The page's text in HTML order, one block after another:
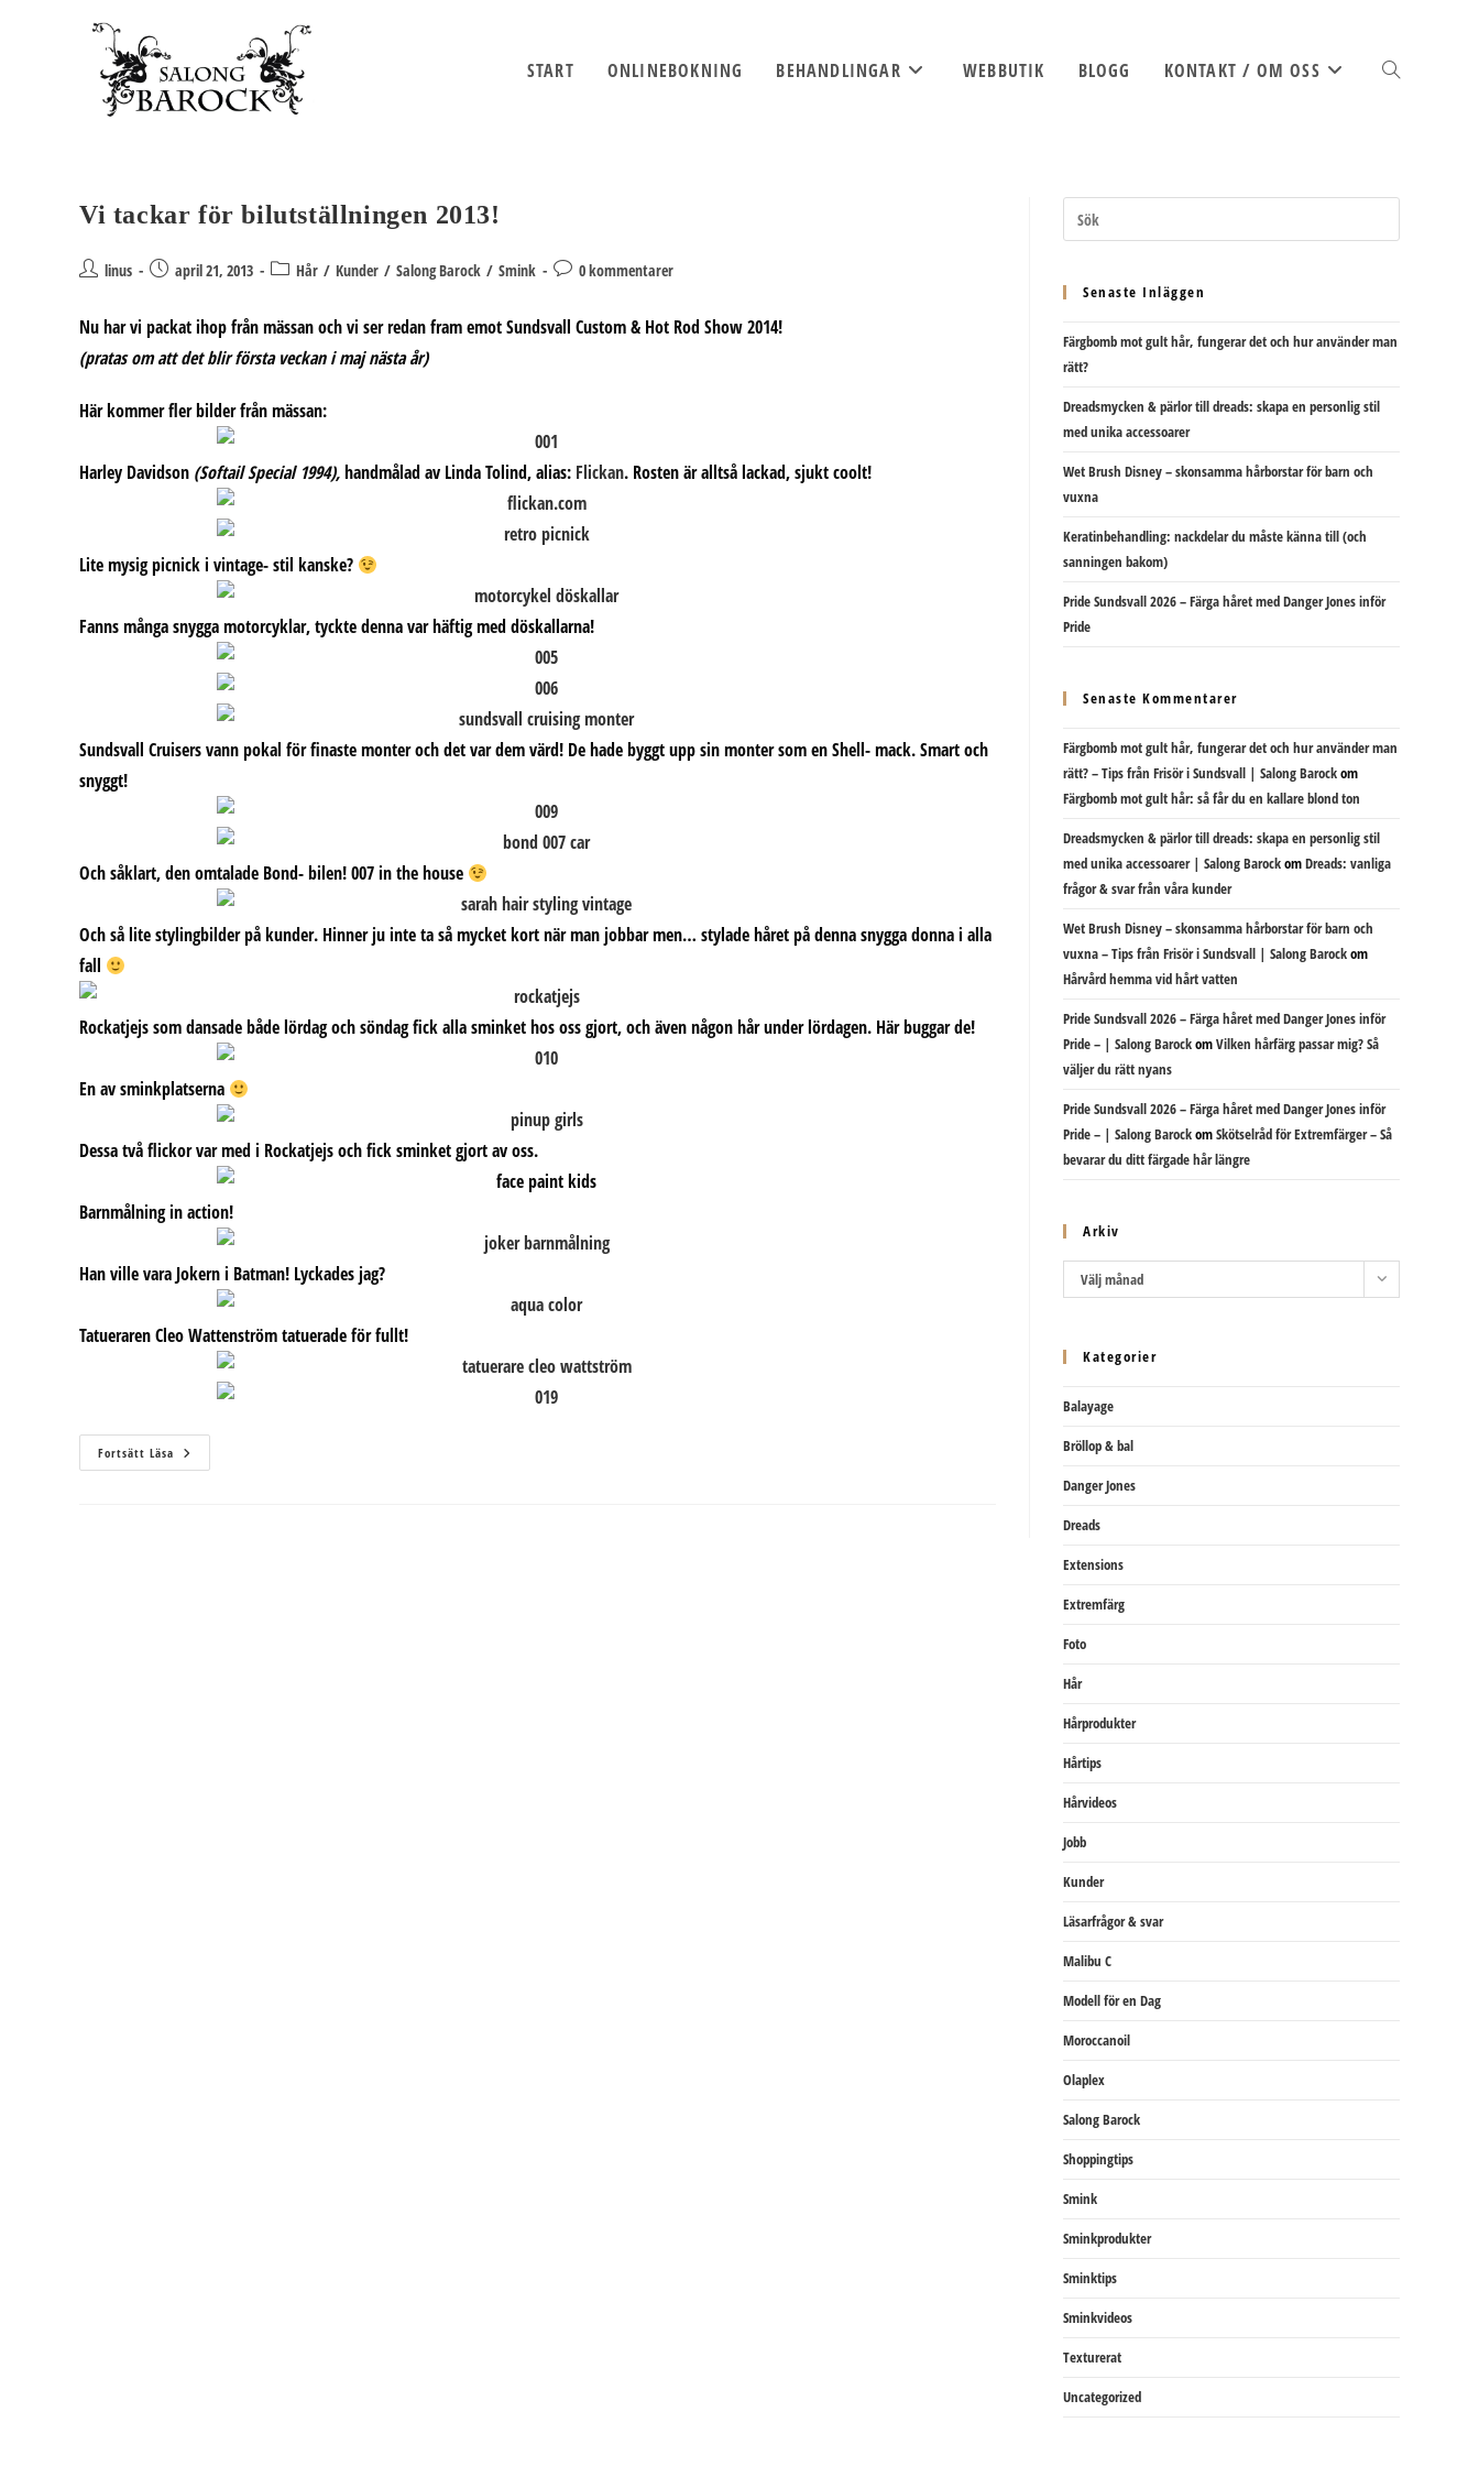
START ONLINEBOKNING BEHANDLINGAR WEBBUTIK BLOGG KONTAKT / OM OSS SLÅ
Vi tackar för bilutställningen 2013!
Inläggsförfattare:
linus
Inläggetapril 21, 2013 Inläggskategori:
Hår / Kunder / Salong Barock / Smink
Kommentarer
inlägget:
0 kommentarer
Nu har vi packat ihop från mässan och vi ser redan fram emot Sundsvall Custom & Hot Rod Show 2014!
(pratas om att det blir första veckan i maj nästa år)
Här kommer fler bilder från mässan:
Harley Davidson (Softail Special 1994),handmålad av Linda Tolind, alias: Flickan. Rosten är alltså lackad, sjukt coolt!
Lite mysig picnick i vintage- stil kanske?
Fanns många snygga motorcyklar, tyckte denna var häftig med döskallarna!
Sundsvall Cruisers vann pokal för finaste monter och det var dem värd! De hade byggt upp sin monter som en Shell- mack. Smart och
snyggt!
Och såklart, den omtalade Bond- bilen! 007 in the house
Och så lite stylingbilder på kunder. Hinner ju inte ta så mycket kort när man jobbar men… stylade håret på denna snygga donna i alla
fall
Rockatjejs som dansade både lördag och söndag fick alla sminket hos oss gjort, och även någon hår under lördagen. Här buggar de!
En av sminkplatserna
Dessa två flickor var med i Rockatjejs och fick sminket gjort av oss.
Barnmålning in action!
Han ville vara Jokern i Batman! Lyckades jag?
Tatueraren Cleo Wattenström tatuerade för fullt!
Fortsätt Läsa Vi
Tackar
Senaste Inläggen
Färgbomb mot gult hår, fungerar det och hur använder man
rätt?
Dreadsmycken & pärlor till dreads: skapa en personlig stil
med unika accessoarer
Wet Brush Disney – skonsamma hårborstar för barn och
vuxna
Keratinbehandling: nackdelar du måste känna till (och
sanningen bakom)
Pride Sundsvall 2026 – Färga håret med Danger Jones inför
Pride
Senaste Kommentarer
Färgbomb mot gult hår, fungerar det och hur använder man
rätt? – Tips från Frisör i Sundsvall | Salong Barockom
Färgbomb mot gult hår: så får du en kallare blond ton
Dreadsmycken & pärlor till dreads: skapa en personlig stil
med unika accessoarer | Salong BarockomDreads: vanliga
frågor & svar från våra kunder
Wet Brush Disney – skonsamma hårborstar för barn och
vuxna – Tips från Frisör i Sundsvall | Salong Barockom
Hårvård hemma vid hårt vatten
Pride Sundsvall 2026 – Färga håret med Danger Jones inför
Pride – | Salong BarockomVilken hårfärg passar mig? Så
väljer du rätt nyans
Pride Sundsvall 2026 – Färga håret med Danger Jones inför
Pride – | Salong BarockomSkötselråd för Extremfärger – Så
bevarar du ditt färgade hår längre
Arkiv
ArkivVälj månad
Kategorier
Balayage
Bröllop & bal
Danger Jones
Dreads
Extensions
Extremfärg
Foto
Hår
Hårprodukter
Hårtips
Hårvideos
Jobb
Kunder
Läsarfrågor & svar
Malibu C
Modell för en Dag
Moroccanoil
Olaplex
Salong Barock
Shoppingtips
Smink
Sminkprodukter
Sminktips
Sminkvideos
Texturerat
Uncategorized